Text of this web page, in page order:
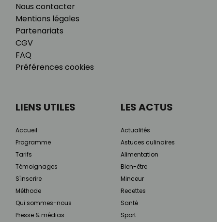
Nous contacter
Mentions légales
Partenariats
CGV
FAQ
Préférences cookies
LIENS UTILES
Accueil
Programme
Tarifs
Témoignages
S'inscrire
Méthode
Qui sommes-nous
Presse & médias
LES ACTUS
Actualités
Astuces culinaires
Alimentation
Bien-être
Minceur
Recettes
Santé
Sport